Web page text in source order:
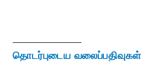
தொடர்புடைய வலைப்பதிவுகள்